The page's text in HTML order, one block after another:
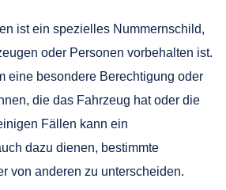
ist ein spezielles Nummernschild,
oder Personen vorbehalten ist.
eine besondere Berechtigung oder
die das Fahrzeug hat oder die
Fällen kann ein
dazu dienen, bestimmte
von anderen zu unterscheiden.